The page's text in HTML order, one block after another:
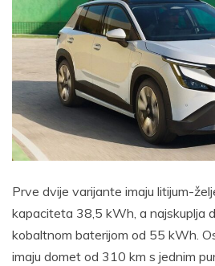
Prve dvije varijante imaju litijum-
kapaciteta 38,5 kWh, a najskuplja
kobaltnom baterijom od 55 kWh.
imaju domet od 310 km s jednim